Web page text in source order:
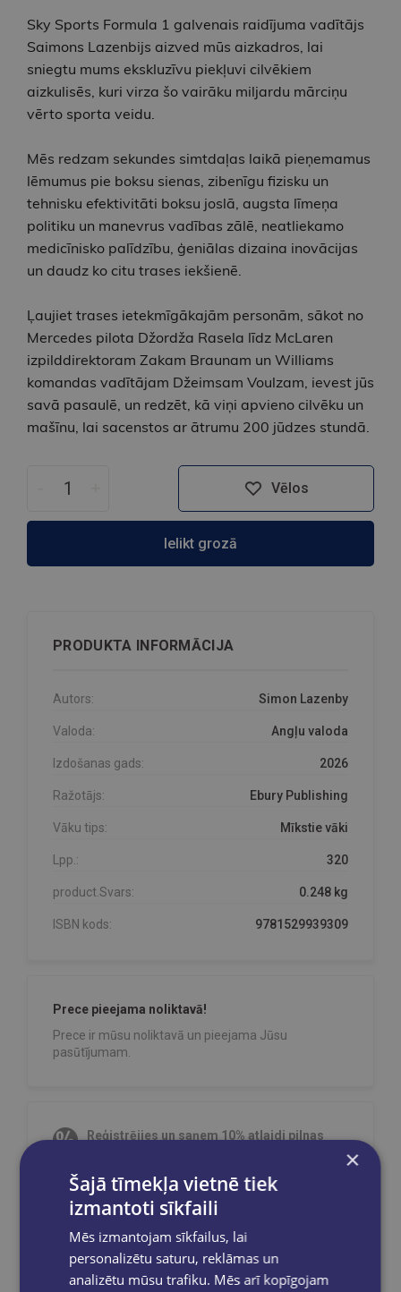
Sky Sports Formula 1 galvenais raidījuma vadītājs
Saimons Lazenbijs aizved mūs aizkadros, lai
sniegtu mums ekskluzīvu piekļuvi cilvēkiem
aizkulisēs, kuri virza šo vairāku miljardu mārciņu
vērto sporta veidu.
Mēs redzam sekundes simtdaļas laikā pieņemamus
lēmumus pie boksu sienas, zibenīgu fizisku un
tehnisku efektivitāti boksu joslā, augsta līmeņa
politiku un manevrus vadības zālē, neatliekamo
medicīnisko palīdzību, ģeniālas dizaina inovācijas
un daudz ko citu trases iekšienē.
Ļaujiet trases ietekmīgākajām personām, sākot no
Mercedes pilota Džordža Rasela līdz McLaren
izpilddirektoram Zakam Braunam un Williams
komandas vadītājam Džeimsam Voulzam, ievest jūs
savā pasaulē, un redzēt, kā viņi apvieno cilvēku un
mašīnu, lai sacenstos ar ātrumu 200 jūdzes stundā.
Vēlos
Ielikt grozā
PRODUKTA INFORMĀCIJA
Autors: Simon Lazenby
Valoda: Angļu valoda
Izdošanas gads: 2026
Ražotājs: Ebury Publishing
Vāku tips: Mīkstie vāki
Lpp.: 320
product.Svars: 0.248 kg
ISBN kods: 9781529939309
Prece pieejama noliktavā!
Prece ir mūsu noliktavā un pieejama Jūsu
pasūtījumam.
Reģistrējies un saņem 10% atlaidi pilnas
Pasūtījumu apstrāde notiek darba dienās.
Apmaksātie pasūtījumi tiek apstrādāti un
izsūtīti 2-5 darba dienu laikā.
Bezmaksas piegāde uz OMNIVA
pakomātiem Latvijā
pasūtījumiem no €40.00.
Bezmaksas piegāde jebkurā GLOBUSS
×
Šajā tīmekļa vietnē tiek
izmantoti sīkfaili
Mēs izmantojam sīkfailus, lai
personalizētu saturu, reklāmas un
analizētu mūsu trafiku. Mēs arī kopīgojam